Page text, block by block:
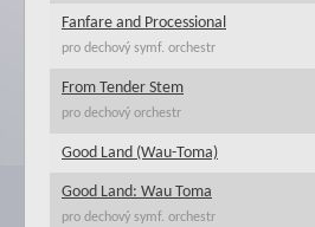
Fanfare and Processional
pro dechový symf. orchestr
From Tender Stem
pro dechový orchestr
Good Land (Wau-Toma)
Good Land: Wau Toma
pro dechový symf. orchestr